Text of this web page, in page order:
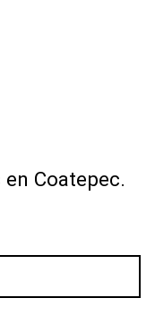
Coatepec.